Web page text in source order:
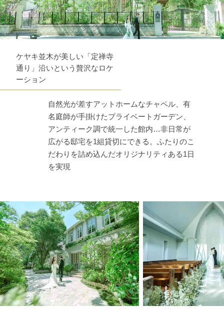
ケヤキ並木が美しい「定禅寺
通り」沿いという贅沢なロケ
ーション
自然光が差すアットホームなチャペル、有
名庭師が手掛けたプライベートガーデン、
アンティーク調で統一した館内…非日常が
広がる邸宅を1組貸切にできる。ふたりのこ
だわりを詰め込んだオリジナリティある1日
を実現